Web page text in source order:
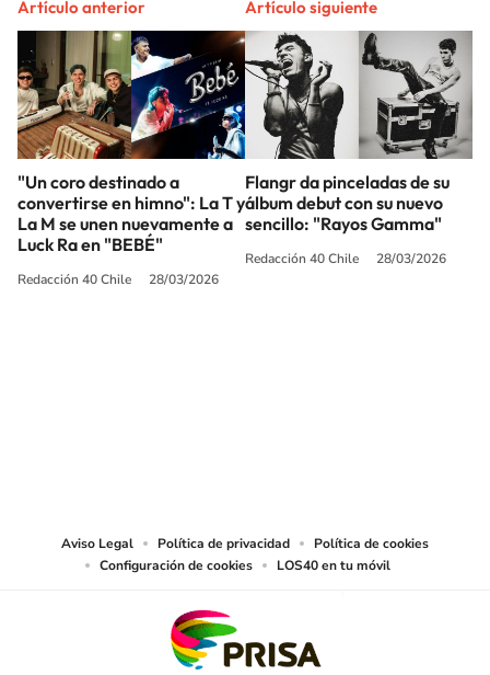
Artículo anterior
"Un coro destinado a
convertirse en himno": La T y
La M se unen nuevamente a
Luck Ra en "BEBÉ"
Redacción 40 Chile 28/03/2026
Artículo siguiente
Flangr da pinceladas de su
álbum debut con su nuevo
sencillo: "Rayos Gamma"
Redacción 40 Chile 28/03/2026
Aviso Legal Política de privacidad
Política de cookies
Configuración de cookies
LOS40 en tu móvil